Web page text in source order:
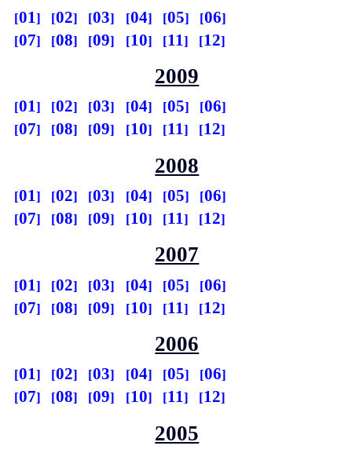
01 02 03 04 05
06
07
08 09 10 11 12
2009
01 02 03 04 05
06
07
08 09 10 11 12
2008
01 02 03 04 05
06
07
08 09 10 11 12
2007
01 02 03 04 05
06
07
08 09 10 11 12
2006
01 02 03 04 05
06
07
08 09 10 11 12
2005